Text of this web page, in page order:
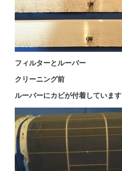
フィルターとルーバー
クリーニング前
ルーバーにカビが付着しています